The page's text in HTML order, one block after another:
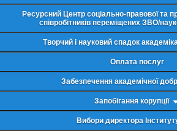
Ресурсний Центр соціально-правової та
співробітників переміщених ЗВО/
Творчий і науковий спадок
Оплата послуг
Забезпечення академічної
Запобігання корупції
Вибори директора